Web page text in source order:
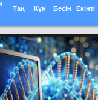
Таң Күн Бесін Екінті